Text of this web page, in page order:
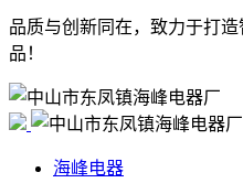
品质与创新同在，致力于打
品！
海峰电器